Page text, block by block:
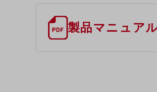
製品マニュア